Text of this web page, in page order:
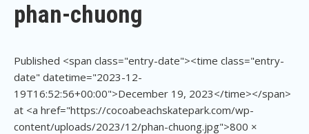
phan-chuong
Published <span class="entry-date"><time class="entry-
date" datetime="2023-12-
19T16:52:56+00:00">December 19, 2023</time></span>
at <a href="https://cocoabeachskatepark.com/wp-
content/uploads/2023/12/phan-chuong.jpg">800 ×